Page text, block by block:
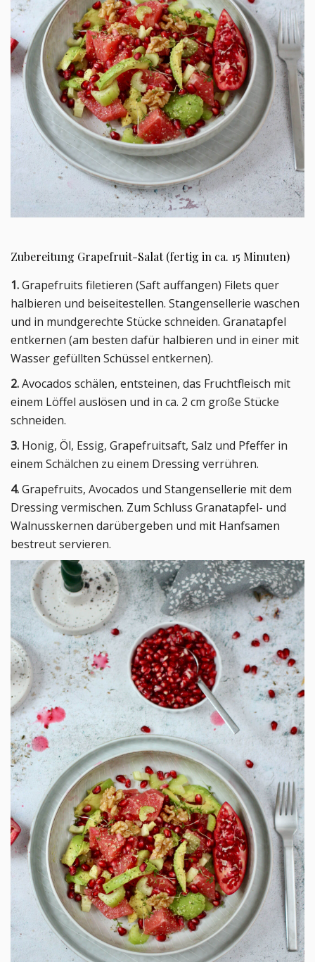
Zubereitung Grapefruit-Salat (fertig in ca. 15 Minuten)
1.Grapefruits filetieren (Saft auffangen) Filets quer
halbieren und beiseitestellen. Stangensellerie waschen
und in mundgerechte Stücke schneiden. Granatapfel
entkernen (am besten dafür halbieren und in einer mit
Wasser gefüllten Schüssel entkernen).
2.Avocados schälen, entsteinen, das Fruchtfleisch mit
einem Löffel auslösen und in ca. 2 cm große Stücke
schneiden.
3. Honig, Öl, Essig, Grapefruitsaft, Salz und Pfeffer in
einem Schälchen zu einem Dressing verrühren.
4.Grapefruits, Avocados und Stangensellerie mit dem
Dressing vermischen. Zum Schluss Granatapfel- und
Walnusskernen darübergeben und mit Hanfsamen
bestreut servieren.